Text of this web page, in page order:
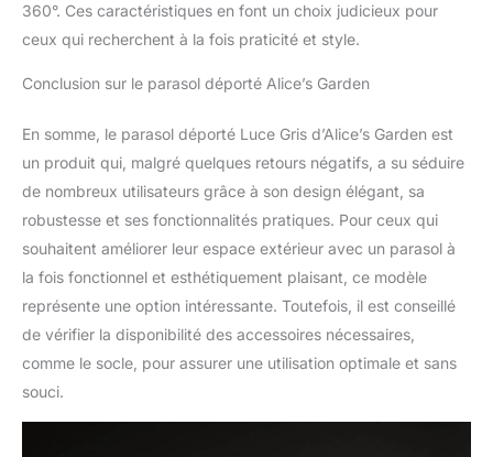
360°. Ces caractéristiques en font un choix judicieux pour
ceux qui recherchent à la fois praticité et style.
Conclusion sur le parasol déporté Alice’s Garden
En somme, le parasol déporté Luce Gris d’Alice’s Garden est
un produit qui, malgré quelques retours négatifs, a su séduire
de nombreux utilisateurs grâce à son design élégant, sa
robustesse et ses fonctionnalités pratiques. Pour ceux qui
souhaitent améliorer leur espace extérieur avec un parasol à
la fois fonctionnel et esthétiquement plaisant, ce modèle
représente une option intéressante. Toutefois, il est conseillé
de vérifier la disponibilité des accessoires nécessaires,
comme le socle, pour assurer une utilisation optimale et sans
souci.